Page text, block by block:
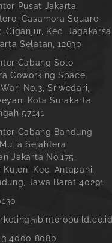
Pusat Jakarta
Casamora Square
Ciganjur, Kec. Jagakarsa,
Selatan, 12630
Cabang Solo
Coworking Space
No.3, Sriwedari,
Kota Surakarta
57141
Cabang Bandung
Sejahtera
Jakarta No.175,
Kec. Antapani,
Jawa Barat 40291
4000 8080